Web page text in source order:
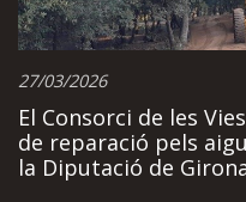
27/03/2026
El Consorci de les
de reparació pels
la Diputació de